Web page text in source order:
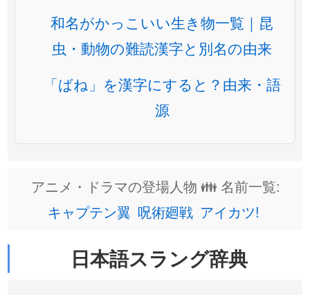
和名がかっこいい生き物一覧｜昆
虫・動物の難読漢字と別名の由来
「ばね」を漢字にすると？由来・語
源
アニメ・ドラマの登場人物 👪 名前一覧:
キャプテン翼 呪術廻戦 アイカツ!
日本語スラング辞典